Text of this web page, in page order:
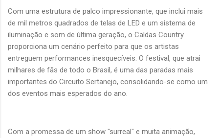
Com uma estrutura de palco impressionante, que inclui mais
de mil metros quadrados de telas de LED e um sistema de
iluminação e som de última geração, o Caldas Country
proporciona um cenário perfeito para que os artistas
entreguem performances inesquecíveis. O festival, que atrai
milhares de fãs de todo o Brasil, é uma das paradas mais
importantes do Circuito Sertanejo, consolidando-se como um
dos eventos mais esperados do ano.
Com a promessa de um show "surreal" e muita animação,